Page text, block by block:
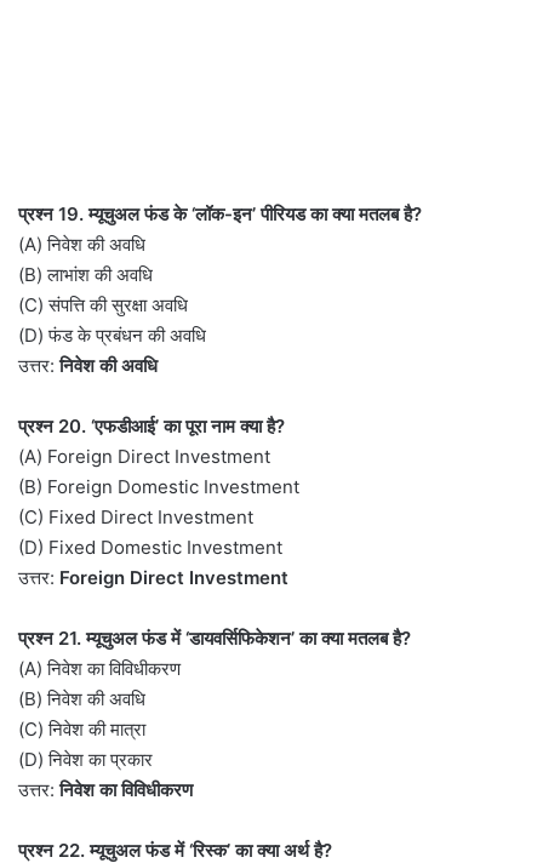
प्रश्न 19. म्यूचुअल फंड के ‘लॉक-इन’ पीरियड का क्या मतलब है?
(A) निवेश की अवधि
(B) लाभांश की अवधि
(C) संपत्ति की सुरक्षा अवधि
(D) फंड के प्रबंधन की अवधि
उत्तर:निवेश की अवधि
प्रश्न 20. ‘एफडीआई’ का पूरा नाम क्या है?
(A) Foreign Direct Investment
(B) Foreign Domestic Investment
(C) Fixed Direct Investment
(D) Fixed Domestic Investment
उत्तर: Foreign Direct Investment
प्रश्न 21. म्यूचुअल फंड में ‘डायवर्सिफिकेशन’ का क्या मतलब है?
(A) निवेश का विविधीकरण
(B) निवेश की अवधि
(C) निवेश की मात्रा
(D) निवेश का प्रकार
उत्तर:निवेश का विविधीकरण
प्रश्न 22. म्यूचुअल फंड में ‘रिस्क’ का क्या अर्थ है?